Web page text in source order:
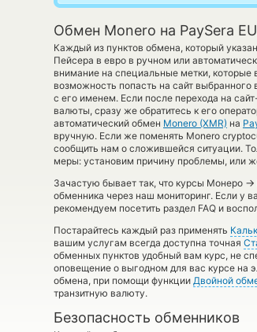
Обмен Monero на PaySera
Каждый из пунктов обмена, который
Пейсера в евро в ручном или
внимание на специальные метки, которые
возможность попасть на сайт
с его именем. Если после перехода на
валюты, сразу же обратитесь к его
автоматический обмен Monero (XMR) на
вручную. Если же поменять Monero
сообщить нам о сложившейся ситуации.
меры: установим причину проблемы, или
Зачастую бывает так, что курсы Монеро →
обменника через наш мониторинг. Если у
рекомендуем посетить раздел FAQ и
Постарайтесь каждый раз применять
вашим услугам всегда доступна точная
обменных пунктов удобный вам курс, не
оповещение о выгодном для вас курсе на
обмена, при помощи функции Двойной
транзитную валюту.
Безопасность обменников